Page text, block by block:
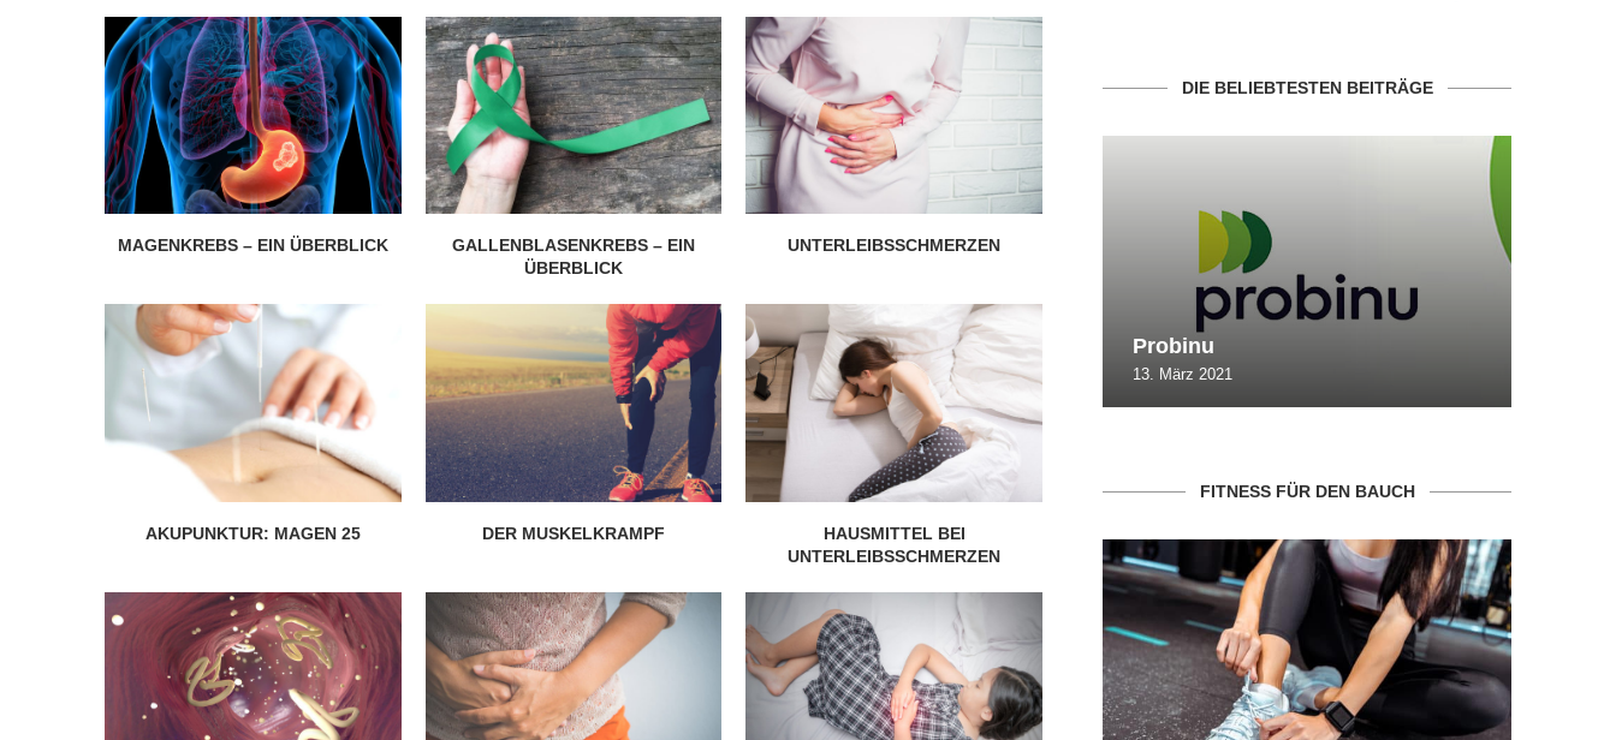
MAGENKREBS – EIN ÜBERBLICK
GALLENBLASENKREBS – EIN
ÜBERBLICK
UNTERLEIBSSCHMERZEN
AKUPUNKTUR: MAGEN 25 DER MUSKELKRAMPF
HAUSMITTEL BEI
UNTERLEIBSSCHMERZEN
DIE BELIEBTESTEN BEITRÄGE
als
Wie gesund ist Rohkost?
28. Januar 2020
5 super Tipps für weniger
Zuckerkonsum
28. Januar 2020
Probinu
13. März 2021
FITNESS FÜR DEN BAUCH